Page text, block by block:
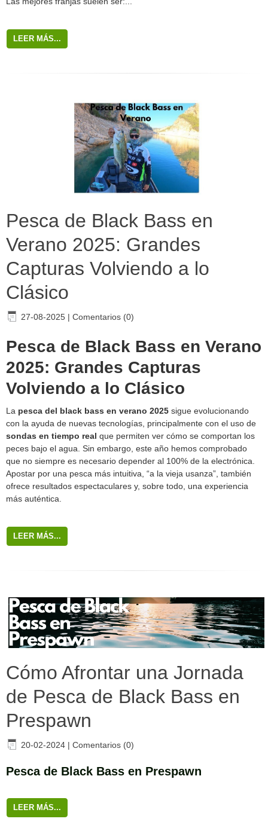
LEER MÁS...
Pesca de Black Bass en
Verano 2025: Grandes
Capturas Volviendo a lo
Clásico
27-08-2025 | Comentarios (0)
Pesca de Black Bass en Verano
2025: Grandes Capturas
Volviendo a lo Clásico
La pesca del black bass en verano 2025 sigue evolucionando
con la ayuda de nuevas tecnologías, principalmente con el uso de
sondas en tiempo real que permiten ver cómo se comportan los
peces bajo el agua. Sin embargo, este año hemos comprobado
que no siempre es necesario depender al 100% de la electrónica.
Apostar por una pesca más intuitiva, “a la vieja usanza”, también
ofrece resultados espectaculares y, sobre todo, una experiencia
más auténtica.
LEER MÁS...
Cómo Afrontar una Jornada
de Pesca de Black Bass en
Prespawn
20-02-2024 | Comentarios (0)
Pesca de Black Bass en Prespawn
LEER MÁS...